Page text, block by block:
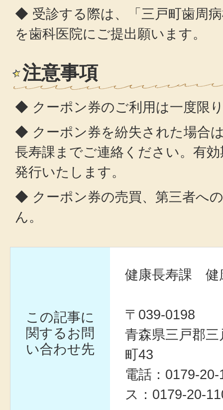
◆ 受診する際は、「三戸町歯周
を歯科医院にご提出願います。
注意事項
◆ クーポン券のご利用は一度限
◆ クーポン券を紛失された場合
長寿課までご連絡ください。有
発行いたします。
◆ クーポン券の売買、第三者へ
ん。
この記事に
関するお問
い合わせ先
健康長寿課 健
〒039-0198
青森県三戸郡
町43
電話：0179-
ス：0179-20-